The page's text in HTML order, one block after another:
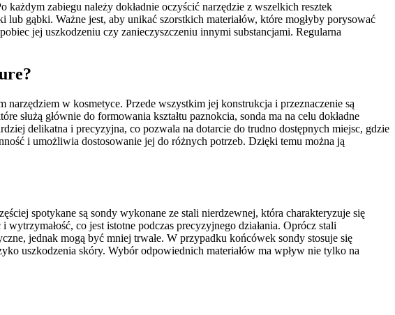
zabiegu należy dokładnie oczyścić narzędzie z wszelkich resztek
gąbki. Ważne jest, aby unikać szorstkich materiałów, które mogłyby porysować
jej uszkodzeniu czy zanieczyszczeniu innymi substancjami. Regularna
w kosmetyce. Przede wszystkim jej konstrukcja i przeznaczenie są
służą głównie do formowania kształtu paznokcia, sonda ma na celu dokładne
delikatna i precyzyjna, co pozwala na dotarcie do trudno dostępnych miejsc, gdzie
i umożliwia dostosowanie jej do różnych potrzeb. Dzięki temu można ją
spotykane są sondy wykonane ze stali nierdzewnej, która charakteryzuje się
co jest istotne podczas precyzyjnego działania. Oprócz stali
jednak mogą być mniej trwałe. W przypadku końcówek sondy stosuje się
uszkodzenia skóry. Wybór odpowiednich materiałów ma wpływ nie tylko na